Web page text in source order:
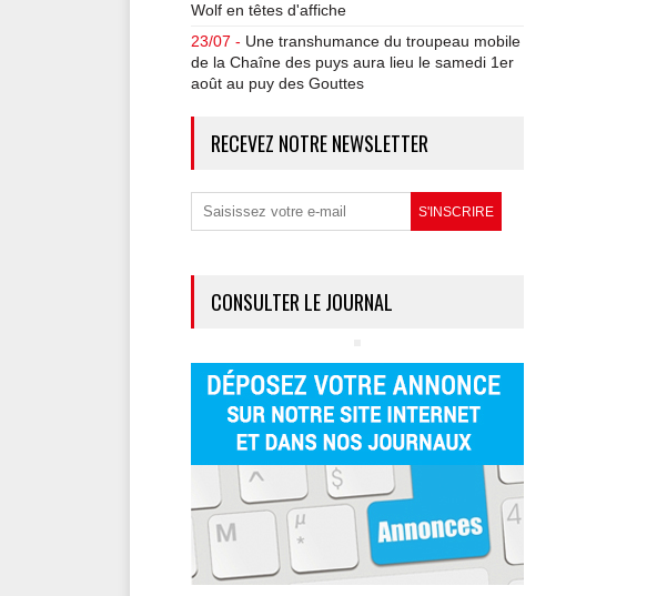
Wolf en têtes d'affiche
23/07 - Une transhumance du troupeau mobile
de la Chaîne des puys aura lieu le samedi 1er
août au puy des Gouttes
RECEVEZ NOTRE NEWSLETTER
CONSULTER LE JOURNAL